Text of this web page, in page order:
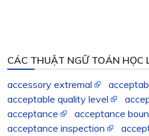
CÁC THUẬT NGỮ TOÁN HỌC
accessory extremal
acceptable quality level
acceptance
acceptance
acceptance inspection